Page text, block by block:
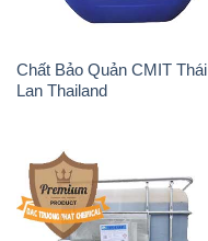
Chất Bảo Quản CMIT Thái
Lan Thailand